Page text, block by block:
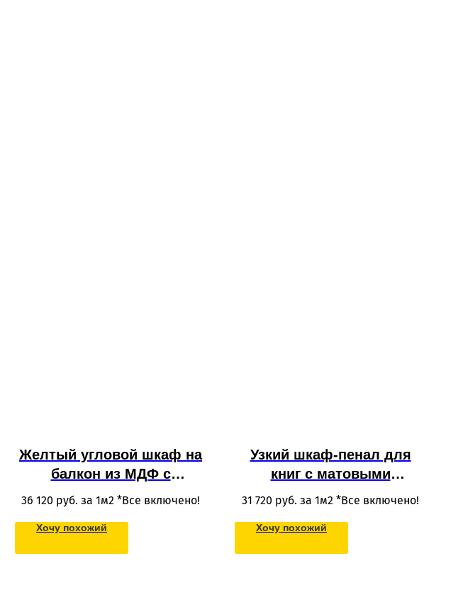
Желтый угловой шкаф на
балкон из МДФ с
фрезеровкой и
встроенной тумбой
36 120 руб. за 1м2 *Все включено!
Хочу похожий
Узкий шкаф-пенал для
книг с матовыми
фасадами из МДФ светло-
серого цвета со
стеклянной вставкой,
полками и выдвижным
31 720 руб. за 1м2 *Все включено!
Хочу похожий